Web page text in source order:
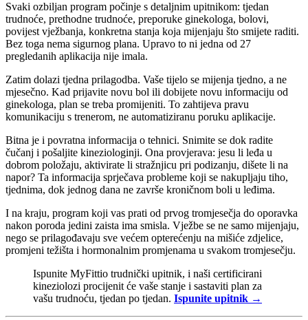
Svaki ozbiljan program počinje s detaljnim upitnikom: tjedan
trudnoće, prethodne trudnoće, preporuke ginekologa, bolovi,
povijest vježbanja, konkretna stanja koja mijenjaju što smijete raditi.
Bez toga nema sigurnog plana. Upravo to ni jedna od 27
pregledanih aplikacija nije imala.
Zatim dolazi tjedna prilagodba. Vaše tijelo se mijenja tjedno, a ne
mjesečno. Kad prijavite novu bol ili dobijete novu informaciju od
ginekologa, plan se treba promijeniti. To zahtijeva pravu
komunikaciju s trenerom, ne automatiziranu poruku aplikacije.
Bitna je i povratna informacija o tehnici. Snimite se dok radite
čučanj i pošaljite kineziologinji. Ona provjerava: jesu li leđa u
dobrom položaju, aktivirate li stražnjicu pri podizanju, dišete li na
napor? Ta informacija sprječava probleme koji se nakupljaju tiho,
tjednima, dok jednog dana ne završe kroničnom boli u leđima.
I na kraju, program koji vas prati od prvog tromjesečja do oporavka
nakon poroda jedini zaista ima smisla. Vježbe se ne samo mijenjaju,
nego se prilagođavaju sve većem opterećenju na mišiće zdjelice,
promjeni težišta i hormonalnim promjenama u svakom tromjesečju.
Ispunite MyFittio trudnički upitnik, i naši certificirani
kineziolozi procijenit će vaše stanje i sastaviti plan za
vašu trudnoću, tjedan po tjedan. Ispunite upitnik →